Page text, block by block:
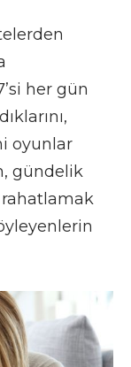
her gün
oyunlar
gündelik